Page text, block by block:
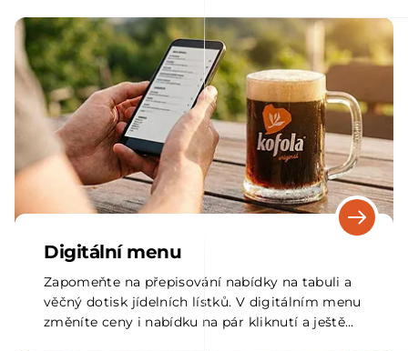
Digitální menu
Zapomeňte na přepisování nabídky na tabuli a
věčný dotisk jídelních lístků. V digitálním menu
změníte ceny i nabídku na pár kliknutí a ještě